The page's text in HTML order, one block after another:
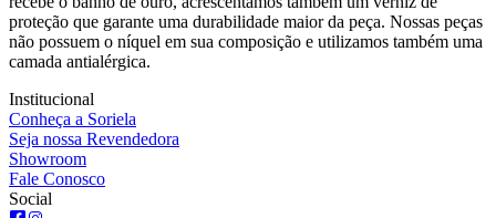
proteção que garante uma durabilidade maior da peça. Nossas peças
não possuem o níquel em sua composição e utilizamos também uma
camada antialérgica.
Institucional
Conheça a Soriela
Seja nossa Revendedora
Showroom
Fale Conosco
Social